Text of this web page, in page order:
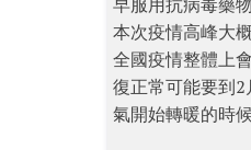
本次疫情高峰大
全國疫情整體上
復正常可能要到
氣開始轉暖的時候